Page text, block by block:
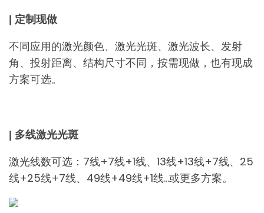
| 定制现做
不同应用的激光颜色、激光光斑、激光波长、发射
角、投射距离、结构尺寸不同，按需现做，也有现成
方案可选。
| 多线激光光斑
激光线数可选：7线+7线+1线、13线+13线+7线、25
线+25线+7线、49线+49线+1线…或更多方案。